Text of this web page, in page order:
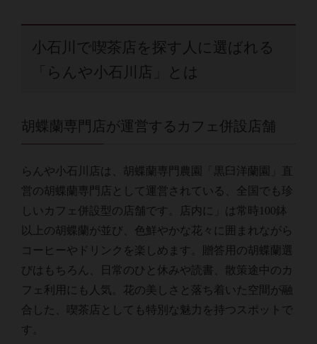
小石川で喫茶店を探す人に選ばれる
「らんや小石川店」とは
胡蝶蘭専門店が運営するカフェ併設店舗
らんや小石川店は、胡蝶蘭専門農園「黒臼洋蘭園」直
営の胡蝶蘭専門店として運営されている、全国でも珍
しいカフェ併設型の店舗です。店内に」は常時100鉢
以上の胡蝶蘭が並び、色鮮やかな花々に囲まれながら
コーヒーやドリンクを楽しめます。贈答用の胡蝶蘭選
びはもちろん、日常のひと休みや読書、散策途中のカ
フェ利用にも人気。花の美しさと落ち着いた空間が融
合した、喫茶店としても特別な魅力を持つスポットで
す。